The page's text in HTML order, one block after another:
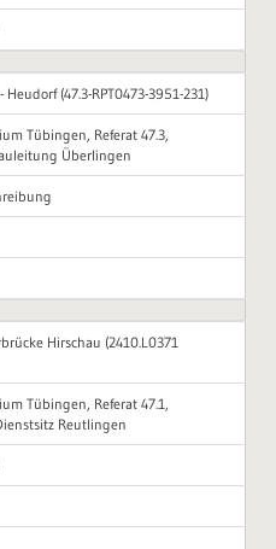
Heudorf (47.3-RPT0473-3951-231)
Tübingen, Referat 47.3,
Überlingen
Hirschau (2410.L0371
Tübingen, Referat 47.1,
Reutlingen